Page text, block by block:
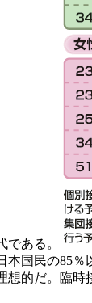
ある。
国民の85％
想的だ。臨